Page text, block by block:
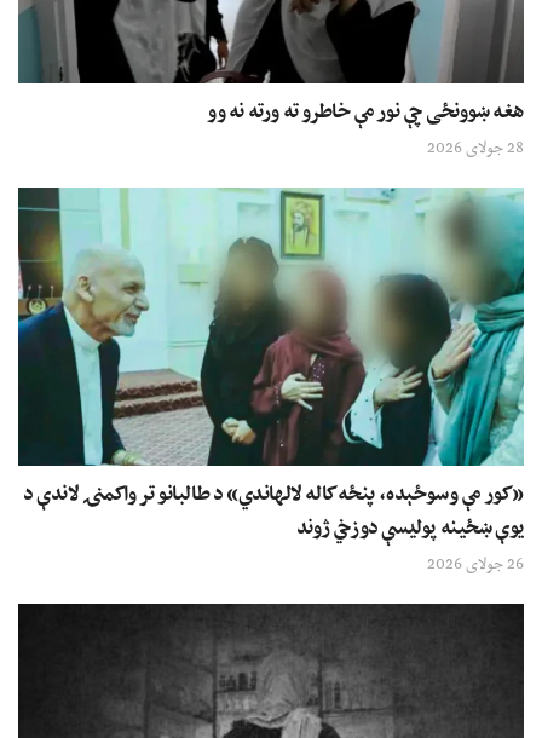
هغه ښوونځی چې نور مې خاطرو ته ورته نه وو
28 جولای 2026
«کور مې وسوځېده، پنځه کاله لالهاندي» د طالبانو تر واکمنۍ لاندې د
یوې ښځینه پولیسې دوزخي ژوند
26 جولای 2026